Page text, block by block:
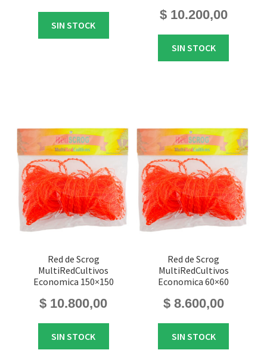
SIN STOCK
$10.200,00
SIN STOCK
Red de Scrog
MultiRedCultivos
Economica 150×150
$ 10.800,00
SIN STOCK
Red de Scrog
MultiRedCultivos
Economica 60×60
$8.600,00
SIN STOCK